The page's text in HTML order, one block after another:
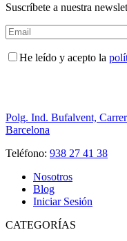
Suscríbete a nuestra
He leído y acepto la
Polg. Ind. Bufalvent,
Barcelona
Teléfono: 938 27 41 38
Nosotros
Blog
Iniciar Sesión
CATEGORÍAS